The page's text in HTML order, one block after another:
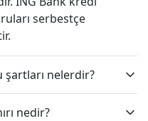
serbestçe
şartları nelerdir?
nedir?